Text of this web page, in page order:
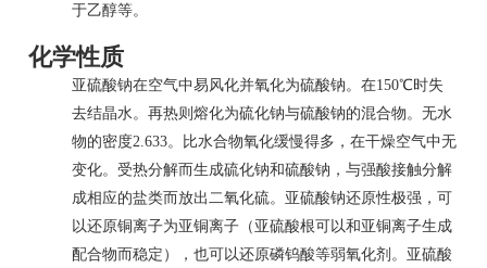
于乙醇等。
化学性质
亚硫酸钠在空气中易风化并氧化为硫酸钠 。在150℃时失
去结晶水 。再热则熔化为硫化钠与硫酸钠的混合物。无水
物的密度2.633。比水合物氧化缓慢得多，在干燥空气中无
变化。受热分解而生成硫化钠和硫酸钠，与强酸接触分解
成相应的盐类而放出二氧化硫。亚硫酸钠还原性极强，可
以还原铜离子为亚铜离子（ 亚硫酸根可以和亚铜离子生成
配合物而稳定），也可以还原磷钨酸等弱氧化剂。亚硫酸